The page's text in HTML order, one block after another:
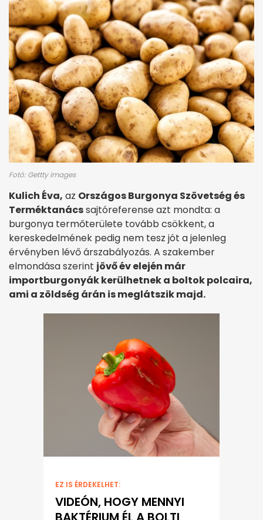
Fotó: Gettty Images
Kulich Éva, az Országos Burgonya Szövetség és
Terméktanácssajtóreferense azt mondta: a
burgonya termőterülete tovább csökkent, a
kereskedelmének pedig nem tesz jót a jelenleg
érvényben lévő árszabályozás. A szakember
elmondása szerint jövő év elején már
importburgonyák kerülhetnek a boltok polcaira,
ami a zöldség árán is meglátszik majd.
EZ IS ÉRDEKELHET:
VIDEÓN, HOGY MENNYI